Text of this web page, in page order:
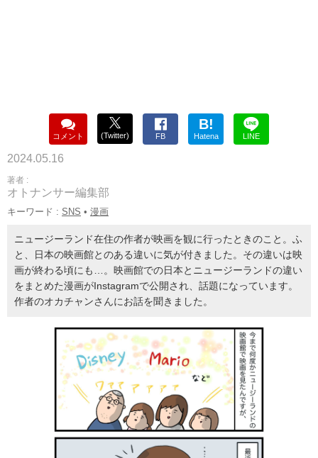
コメント (Twitter) FB
B!
Hatena LINE
2024.05.16
著者 :
オトナンサー編集部
キーワード : SNS • 漫画
ニュージーランド在住の作者が映画を観に行ったときのこと。ふ
と、日本の映画館とのある違いに気が付きました。その違いは映
画が終わる頃にも…。映画館での日本とニュージーランドの違い
をまとめた漫画がInstagramで公開され、話題になっています。
作者のオカチャンさんにお話を聞きました。